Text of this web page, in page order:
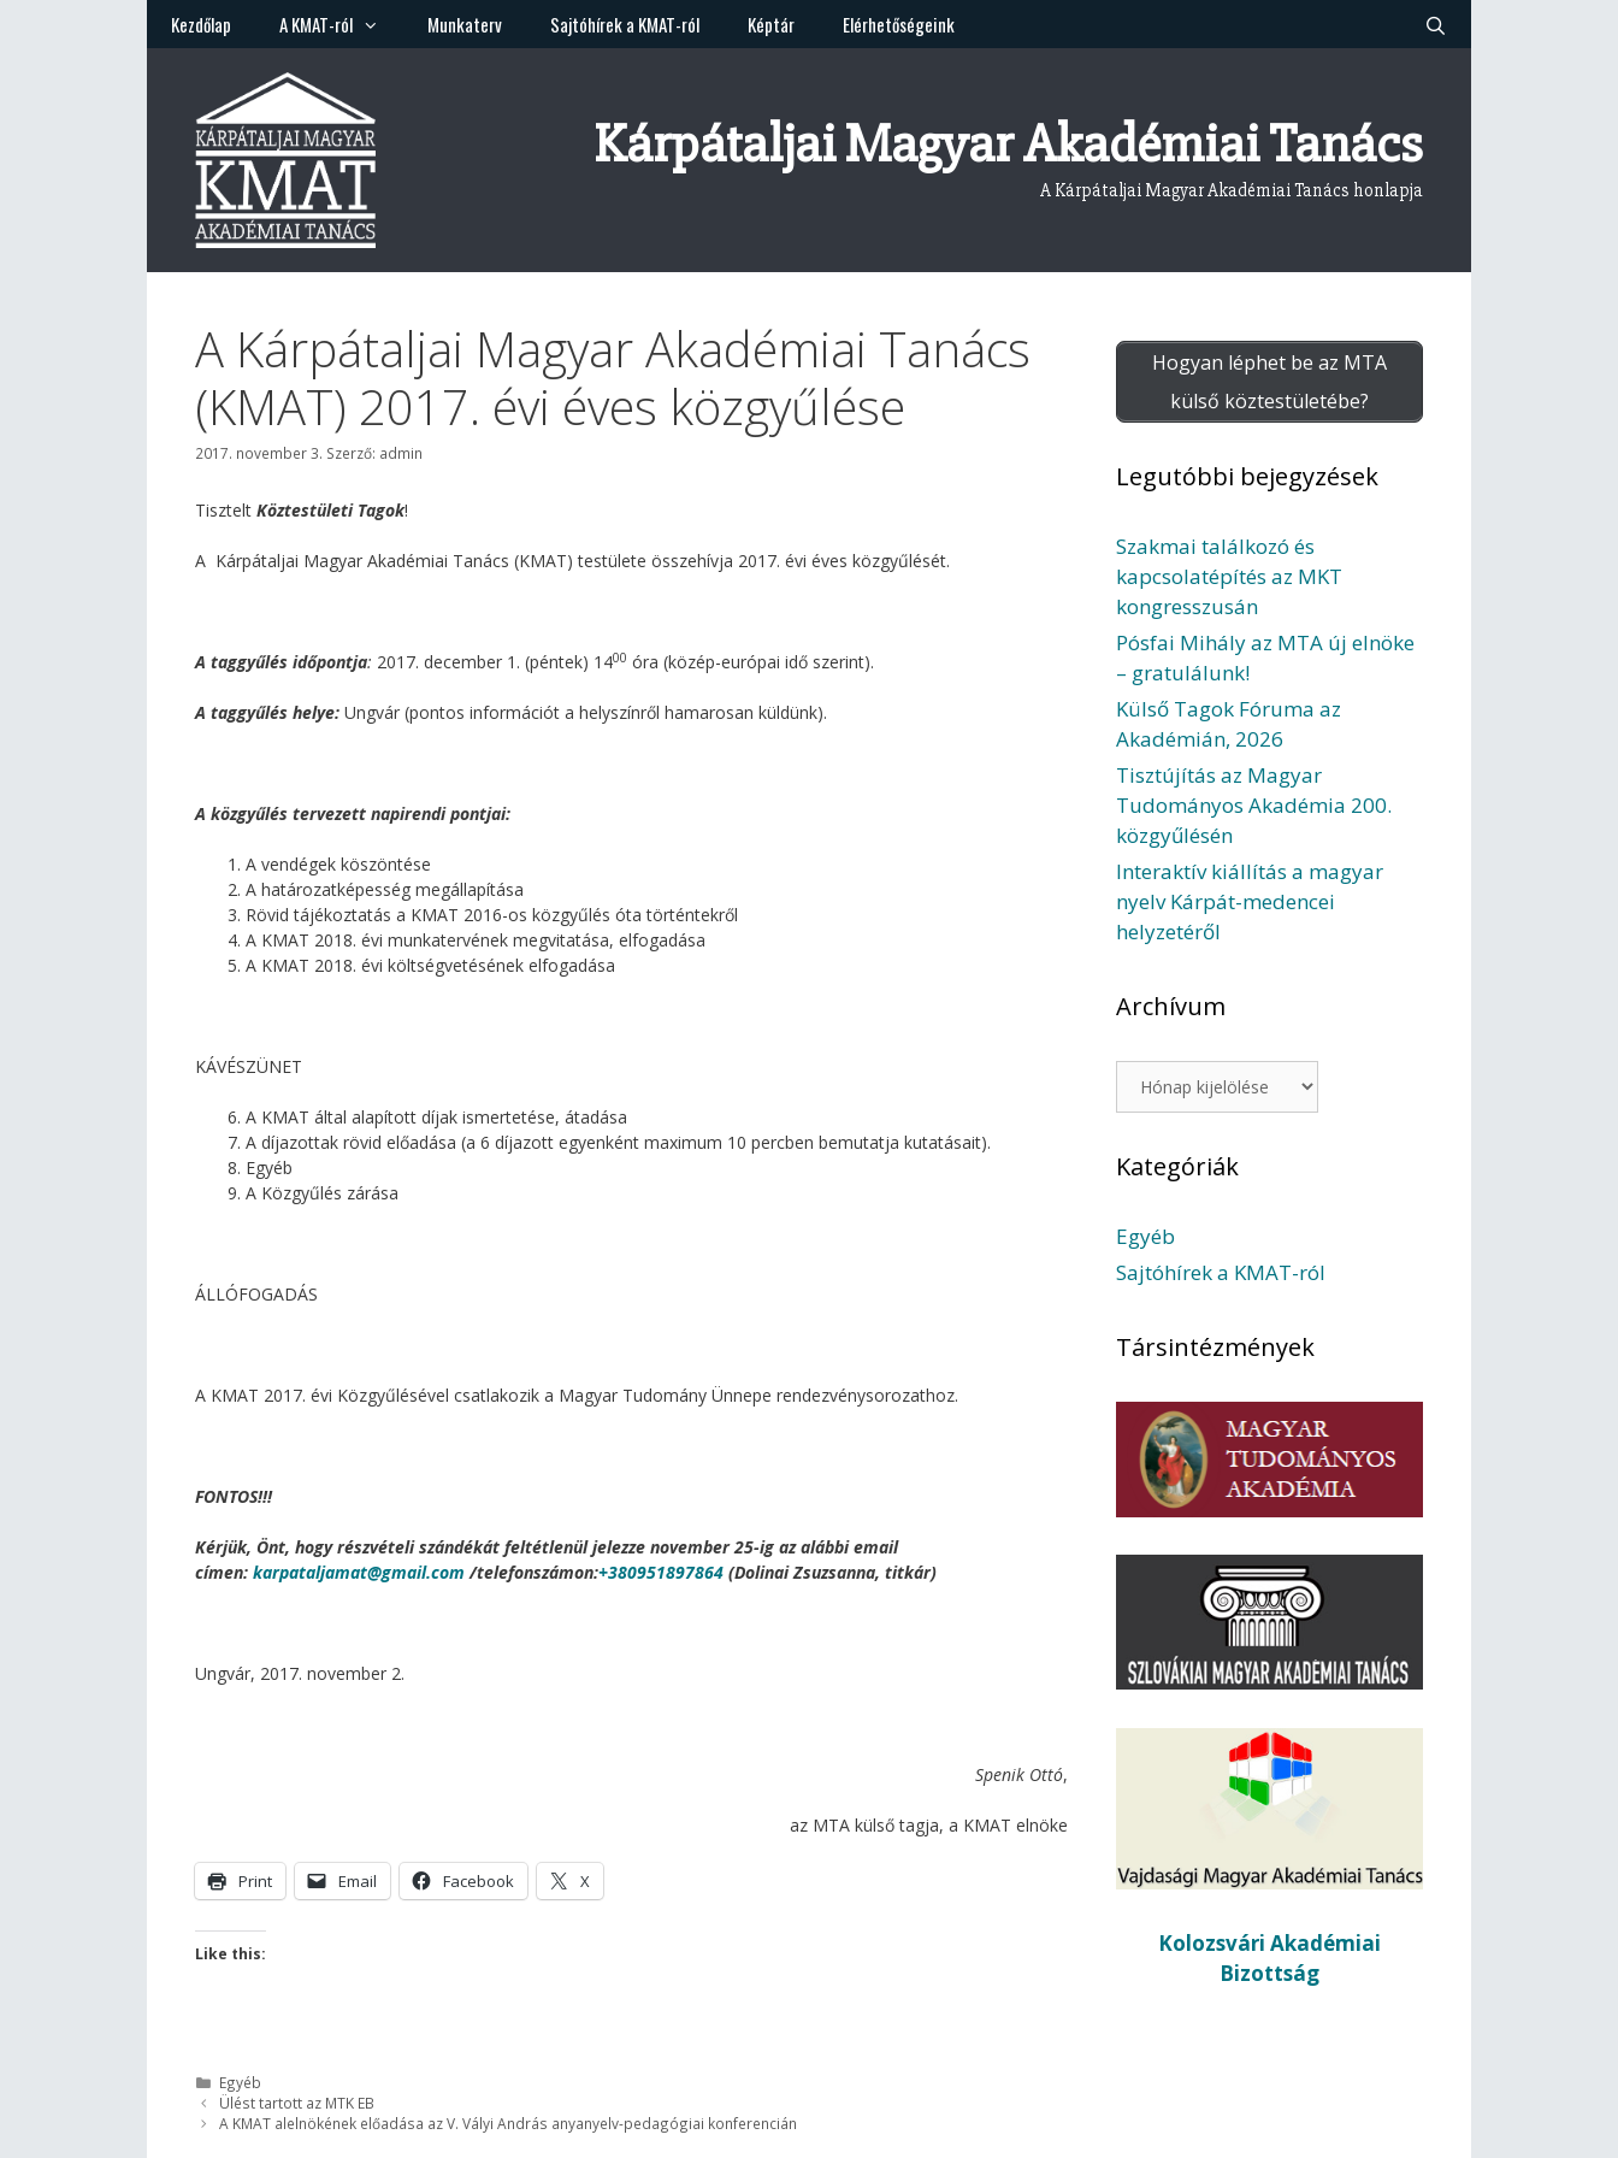
Kezdőlap A KMAT-ról Munkaterv Sajtóhírek a KMAT-ról Képtár Elérhetőségeink
Kárpátaljai Magyar Akadémiai Tanács
A Kárpátaljai Magyar Akadémiai Tanács honlapja
A Kárpátaljai Magyar Akadémiai Tanács
(KMAT) 2017. évi éves közgyűlése
2017. november 3. Szerző: admin
Tisztelt Köztestületi Tagok!
A Kárpátaljai Magyar Akadémiai Tanács (KMAT) testülete összehívja 2017. évi éves közgyűlését.
A taggyűlés időpontja: 2017. december 1. (péntek) 1400 óra (közép-európai idő szerint).
A taggyűlés helye: Ungvár (pontos információt a helyszínről hamarosan küldünk).
A közgyűlés tervezett napirendi pontjai:
A vendégek köszöntése
A határozatképesség megállapítása
Rövid tájékoztatás a KMAT 2016-os közgyűlés óta történtekről
A KMAT 2018. évi munkatervének megvitatása, elfogadása
A KMAT 2018. évi költségvetésének elfogadása
KÁVÉSZÜNET
A KMAT által alapított díjak ismertetése, átadása
A díjazottak rövid előadása (a 6 díjazott egyenként maximum 10 percben bemutatja kutatásait).
Egyéb
A Közgyűlés zárása
ÁLLÓFOGADÁS
A KMAT 2017. évi Közgyűlésével csatlakozik a Magyar Tudomány Ünnepe rendezvénysorozathoz.
FONTOS!!!
Kérjük, Önt, hogy részvételi szándékát feltétlenül jelezze november 25-ig az alábbi email
címen: karpataljamat@gmail.com /telefonszámon:+380951897864 (Dolinai Zsuzsanna, titkár)
Ungvár, 2017. november 2.
Spenik Ottó,
az MTA külső tagja, a KMAT elnöke
Print Email Facebook X
Like this:
Kategória
Egyéb
Ülést tartott az MTK EB
A KMAT alelnökének előadása az V. Vályi András anyanyelv-pedagógiai konferencián
Hogyan léphet be az MTA
külső köztestületébe?
Legutóbbi bejegyzések
Szakmai találkozó és
kapcsolatépítés az MKT
kongresszusán
Pósfai Mihály az MTA új elnöke
– gratulálunk!
Külső Tagok Fóruma az
Akadémián, 2026
Tisztújítás az Magyar
Tudományos Akadémia 200.
közgyűlésén
Interaktív kiállítás a magyar
nyelv Kárpát-medencei
helyzetéről
Archívum
Archívum
Kategóriák
Egyéb
Sajtóhírek a KMAT-ról
Társintézmények
Kolozsvári Akadémiai
Bizottság